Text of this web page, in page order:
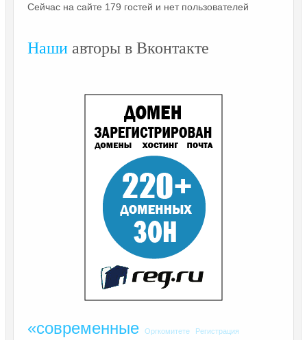
Сейчас на сайте 179 гостей и нет пользователей
Наши авторы в Вконтакте
«современные Оргкомитете
Регистрация